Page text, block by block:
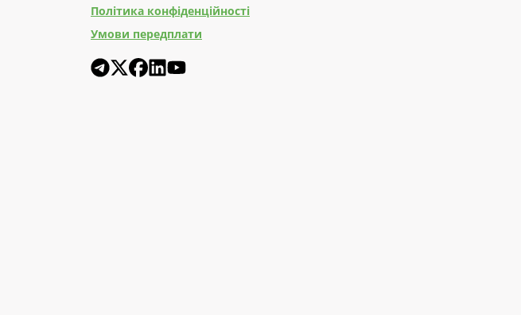
Політика конфіденційності
Умови передплати